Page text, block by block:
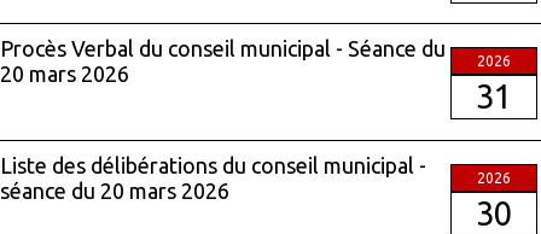
Procès Verbal du conseil municipal - Séance du
20 mars 2026
2026
31
Liste des délibérations du conseil municipal -
séance du 20 mars 2026
2026
30